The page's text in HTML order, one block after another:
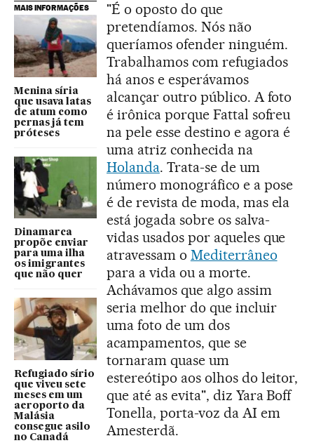
MAIS INFORMAÇÕES
Menina síria
que usava latas
de atum como
pernas já tem
próteses
Dinamarca
propõe enviar
para uma ilha
os imigrantes
que não quer
Refugiado sírio
que viveu sete
meses em um
aeroporto da
Malásia
consegue asilo
no Canadá
"É o oposto do que
pretendíamos. Nós não
queríamos ofender ninguém.
Trabalhamos com refugiados
há anos e esperávamos
alcançar outro público. A foto
é irônica porque Fattal sofreu
na pele esse destino e agora é
uma atriz conhecida na
Holanda. Trata-se de um
número monográfico e a pose
é de revista de moda, mas ela
está jogada sobre os salva-
vidas usados por aqueles que
atravessam o Mediterrâneo
para a vida ou a morte.
Achávamos que algo assim
seria melhor do que incluir
uma foto de um dos
acampamentos, que se
tornaram quase um
estereótipo aos olhos do leitor,
que até as evita", diz Yara Boff
Tonella, porta-voz da AI em
Amesterdã.